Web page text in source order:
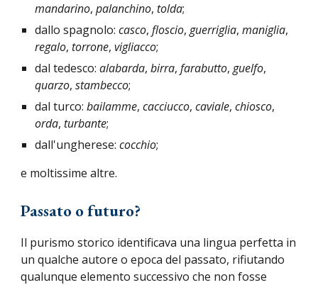
mandarino,palanchino,tolda;
dallo spagnolo:casco,floscio,guerriglia,maniglia,
regalo,torrone,vigliacco;
dal tedesco:alabarda,birra,farabutto,guelfo,
quarzo,stambecco;
dal turco:bailamme,cacciucco,caviale,chiosco,
orda,turbante;
dall'ungherese:cocchio;
e moltissime altre.
Passato o futuro?
Il purismo storico identificava una lingua perfetta in
un qualche autore o epoca del passato, rifiutando
qualunque elemento successivo che non fosse